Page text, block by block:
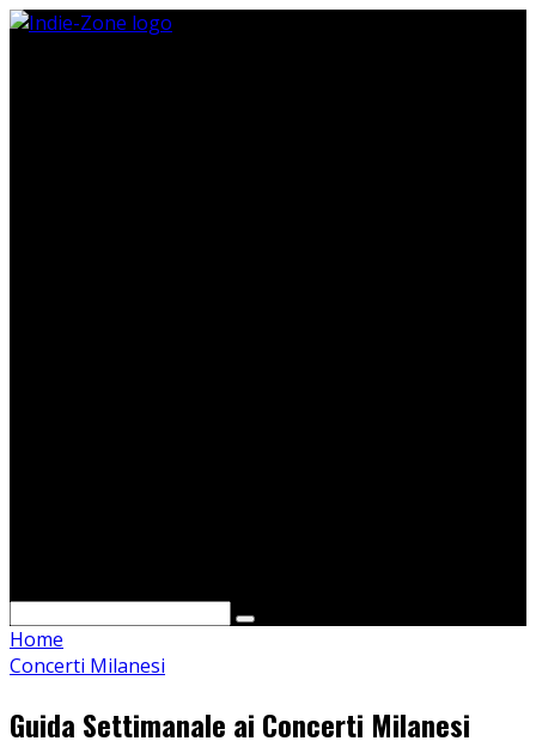
Home
Concerti Milanesi
Guida Settimanale ai Concerti Milanesi